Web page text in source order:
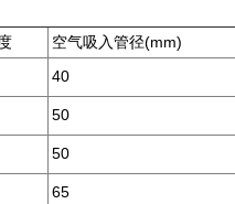
空气吸入管径(mm)
40
50
50
65